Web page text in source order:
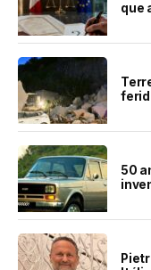
que
50